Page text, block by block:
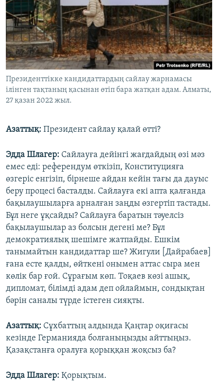
Президенттікке кандидаттардың сайлау жарнамасы
ілінген тақтаның қасынан өтіп бара жатқан адам. Алматы,
27 қазан 2022 жыл.
Азаттық: Президент сайлау қалай өтті?
Эдда Шлагер: Сайлауға дейінгі жағдайдың өзі мәз
емес еді: референдум өткізіп, Конституцияға
өзгеріс енгізіп, бірнеше айдан кейін тағы да дауыс
беру процесі басталды. Сайлауға екі апта қалғанда
бақылаушыларға арналған заңды өзгертіп тастады.
Бұл неге ұқсайды? Сайлауға баратын тәуелсіз
бақылаушылар аз болсын дегені ме? Бұл
демократиялық шешімге жатпайды. Ешкім
танымайтын кандидаттар ше? Жигули [Дайрабаев]
ғана есте қалды, өйткені онымен аттас сыра мен
көлік бар ғой. Сұрағым көп. Тоқаев көзі ашық,
дипломат, білімді адам деп ойлаймын, сондықтан
бәрін саналы түрде істеген сияқты.
Азаттық: Сұхбаттың алдында Қаңтар оқиғасы
кезінде Германияда болғаныңызды айттыңыз.
Қазақстанға оралуға қорыққан жоқсыз ба?
Эдда Шлагер: Қорықтым.